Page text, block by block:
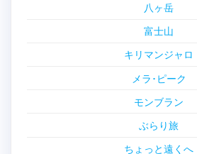
八ヶ岳
富士山
キリマンジャロ
メラ･ピーク
モンブラン
ぶらり旅
ちょっと遠くへ